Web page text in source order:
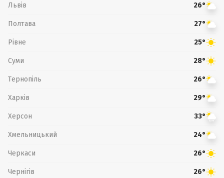
Львів 26°
Полтава 27°
Рівне 25°
Суми 28°
Тернопіль 26°
Харків 29°
Херсон 33°
Хмельницький 24°
Черкаси 26°
Чернігів 26°